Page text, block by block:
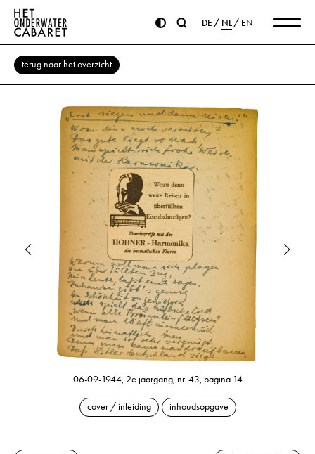
DE NL EN
terug naar het overzicht
06-09-1944, 2e jaargang, nr. 43, pagina 14
cover / inleiding inhoudsopgave